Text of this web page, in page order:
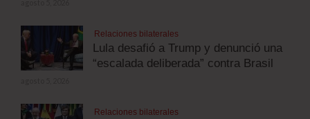
Relaciones bilaterales
Lula desafió a Trump y denunció una
“escalada deliberada” contra Brasil
Relaciones bilaterales